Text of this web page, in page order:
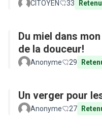
CITOYEN 33
Du miel dans
de la douceur!
Anonyme 29
Un verger pour
Anonyme 27